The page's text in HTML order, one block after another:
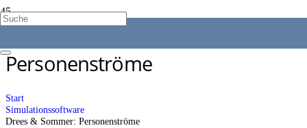
Personenströme
Start
Simulationssoftware
Drees & Sommer: Personenströme